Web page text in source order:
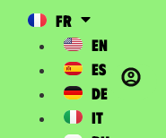
FR
EN
ES
DE
IT